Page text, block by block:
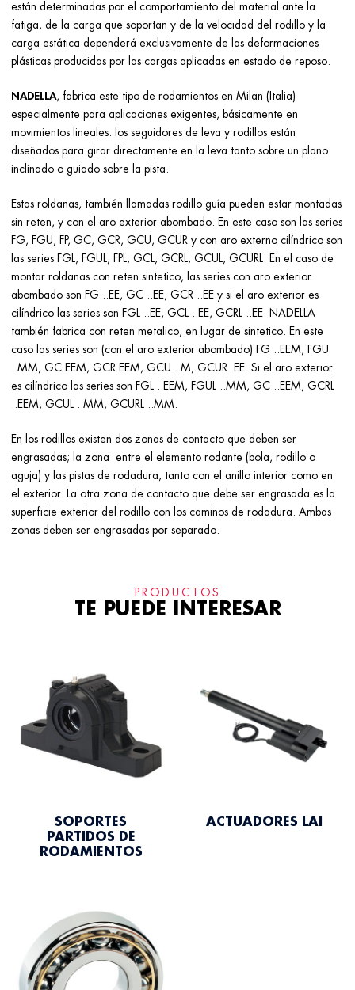
están determinadas por el comportamiento del material ante la
fatiga, de la carga que soportan y de la velocidad del rodillo y la
carga estática dependerá exclusivamente de las deformaciones
plásticas producidas por las cargas aplicadas en estado de reposo.
NADELLA, fabrica este tipo de rodamientos en Milan (Italia)
especialmente para aplicaciones exigentes, básicamente en
movimientos lineales. los seguidores de leva y rodillos están
diseñados para girar directamente en la leva tanto sobre un plano
inclinado o guiado sobre la pista.
Estas roldanas, también llamadas rodillo guía pueden estar montadas
sin reten, y con el aro exterior abombado. En este caso son las series
FG, FGU, FP, GC, GCR, GCU, GCUR y con aro externo cilíndrico son
las series FGL, FGUL, FPL, GCL, GCRL, GCUL, GCURL. En el caso de
montar roldanas con reten sintetico, las series con aro exterior
abombado son FG ..EE, GC ..EE, GCR ..EE y si el aro exterior es
cilíndrico las series son FGL ..EE, GCL ..EE, GCRL ..EE. NADELLA
también fabrica con reten metalico, en lugar de sintetico. En este
caso las series son (con el aro exterior abombado) FG ..EEM, FGU
..MM, GC EEM, GCR EEM, GCU ..M, GCUR .EE. Si el aro exterior
es cilíndrico las series son FGL ..EEM, FGUL ..MM, GC ..EEM, GCRL
..EEM, GCUL ..MM, GCURL ..MM.
En los rodillos existen dos zonas de contacto que deben ser
engrasadas; la zona entre el elemento rodante (bola, rodillo o
aguja) y las pistas de rodadura, tanto con el anillo interior como en
el exterior. La otra zona de contacto que debe ser engrasada es la
superficie exterior del rodillo con los caminos de rodadura. Ambas
zonas deben ser engrasadas por separado.
PRODUCTOS
TE PUEDE INTERESAR
SOPORTES
PARTIDOS DE
RODAMIENTOS
ACTUADORES LAI